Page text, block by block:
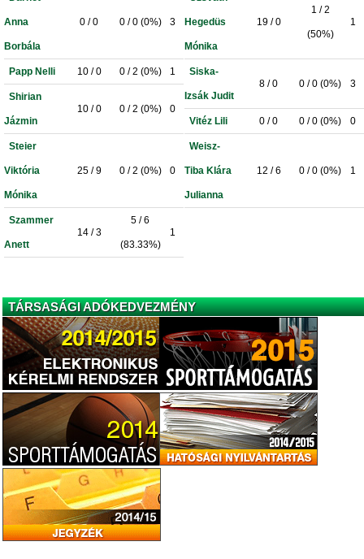
Anna
Borbála
0 / 0 0 / 0 (0%) 3
Papp Nelli 10 / 0 0 / 2 (0%) 1
Shirian
Jázmin
10 / 0 0 / 2 (0%) 0
Steier
Viktória
Mónika
25 / 9 0 / 2 (0%) 0
Szammer
Anett
14 / 3
5 / 6
(83.33%)
1
Hegedüs
Mónika
19 / 0
1 / 2
(50%)
1
Siska-
Izsák Judit
8 / 0 0 / 0 (0%) 3
Vitéz Lili 0 / 0 0 / 0 (0%) 0
Weisz-
Tiba Klára
Julianna
12 / 6 0 / 0 (0%) 1
TÁRSASÁGI ADÓKEDVEZMÉNY